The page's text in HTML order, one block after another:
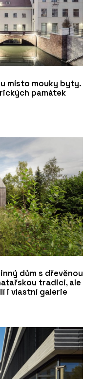
místo mouky byty.
památek
dům s dřevěnou
tradici, ale
i vlastní galerie